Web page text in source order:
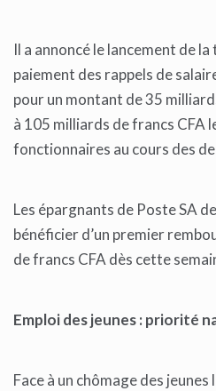
Il a annoncé le lancement de
paiement des rappels de
pour un montant de 35
à 105 milliards de francs CFA
fonctionnaires au cours des
Les épargnants de Poste SA
bénéficier d’un premier
de francs CFA dès cette
Emploi des jeunes : priorité
Face à un chômage des